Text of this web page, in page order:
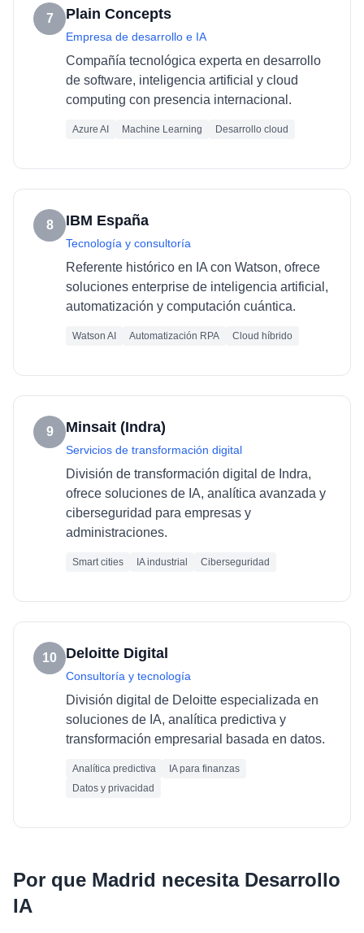
7 Plain Concepts
Empresa de desarrollo e IA
Compañía tecnológica experta en desarrollo
de software, inteligencia artificial y cloud
computing con presencia internacional.
Azure AI Machine Learning Desarrollo cloud
8 IBM España
Tecnología y consultoría
Referente histórico en IA con Watson, ofrece
soluciones enterprise de inteligencia artificial,
automatización y computación cuántica.
Watson AI Automatización RPA Cloud híbrido
9 Minsait (Indra)
Servicios de transformación digital
División de transformación digital de Indra,
ofrece soluciones de IA, analítica avanzada y
ciberseguridad para empresas y
administraciones.
Smart cities IA industrial Ciberseguridad
10 Deloitte Digital
Consultoría y tecnología
División digital de Deloitte especializada en
soluciones de IA, analítica predictiva y
transformación empresarial basada en datos.
Analítica predictiva
IA para finanzas
Datos y privacidad
Por que Madrid necesita Desarrollo
IA